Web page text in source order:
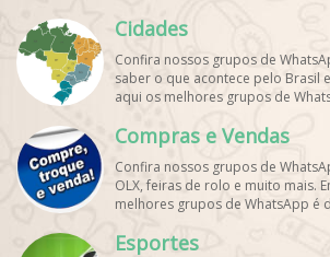
graça!
Cidades
Confira nossos grupos de
saber o que acontece pelo Brasil
aqui os melhores grupos de
Compras e Vendas
Confira nossos grupos de
OLX, feiras de rolo e muito mais.
melhores grupos de WhatsApp é
Esportes